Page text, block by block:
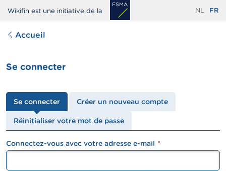
Aller
contenu
Wikifin est une initiative de la NL FR
Accueil
Se connecter
Onglets
principaux
Se connecter Créer un nouveau compte
Réinitialiser votre mot de passe
textfield
Connectez-vous avec votre adresse e-mail